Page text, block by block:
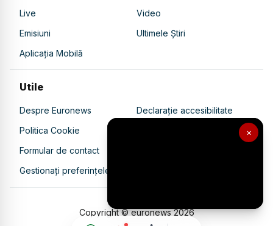
×
Live
Video
Emisiuni
Ultimele Știri
Aplicația Mobilă
Utile
Despre Euronews
Declarație accesibilitate
Politica Cookie
Politica de confidențialitate
Formular de contact
Gestionați preferințele
Copyright © euronews2026